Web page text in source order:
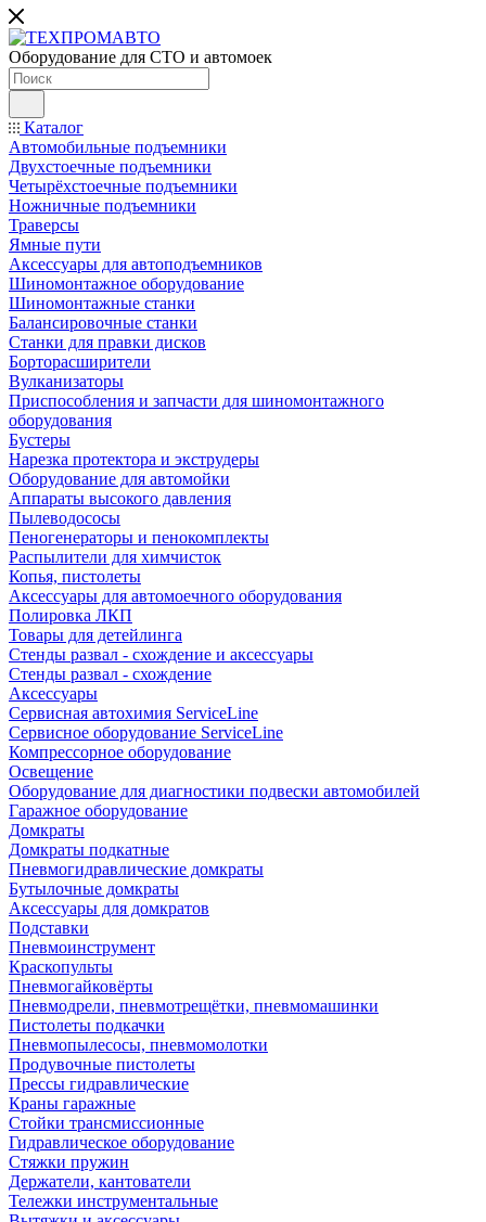
Оборудование для СТО и автомоек
Каталог
Автомобильные подъемники
Двухстоечные подъемники
Четырёхстоечные подъемники
Ножничные подъемники
Траверсы
Ямные пути
Аксессуары для автоподъемников
Шиномонтажное оборудование
Шиномонтажные станки
Балансировочные станки
Станки для правки дисков
Борторасширители
Вулканизаторы
Приспособления и запчасти для шиномонтажного
оборудования
Бустеры
Нарезка протектора и экструдеры
Оборудование для автомойки
Аппараты высокого давления
Пылеводососы
Пеногенераторы и пенокомплекты
Распылители для химчисток
Копья, пистолеты
Аксессуары для автомоечного оборудования
Полировка ЛКП
Товары для детейлинга
Стенды развал - схождение и аксессуары
Стенды развал - схождение
Аксессуары
Сервисная автохимия ServiceLine
Сервисное оборудование ServiceLine
Компрессорное оборудование
Освещение
Оборудование для диагностики подвески автомобилей
Гаражное оборудование
Домкраты
Домкраты подкатные
Пневмогидравлические домкраты
Бутылочные домкраты
Аксессуары для домкратов
Подставки
Пневмоинструмент
Краскопульты
Пневмогайковёрты
Пневмодрели, пневмотрещётки, пневмомашинки
Пистолеты подкачки
Пневмопылесосы, пневмомолотки
Продувочные пистолеты
Прессы гидравлические
Краны гаражные
Стойки трансмиссионные
Гидравлическое оборудование
Стяжки пружин
Держатели, кантователи
Тележки инструментальные